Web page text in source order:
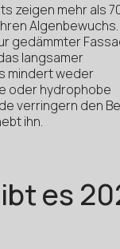
zeigen mehr als
Algenbewuchs.
gedämmter
langsamer
mindert weder
oder hydrophobe
verringern den
ihn.
es